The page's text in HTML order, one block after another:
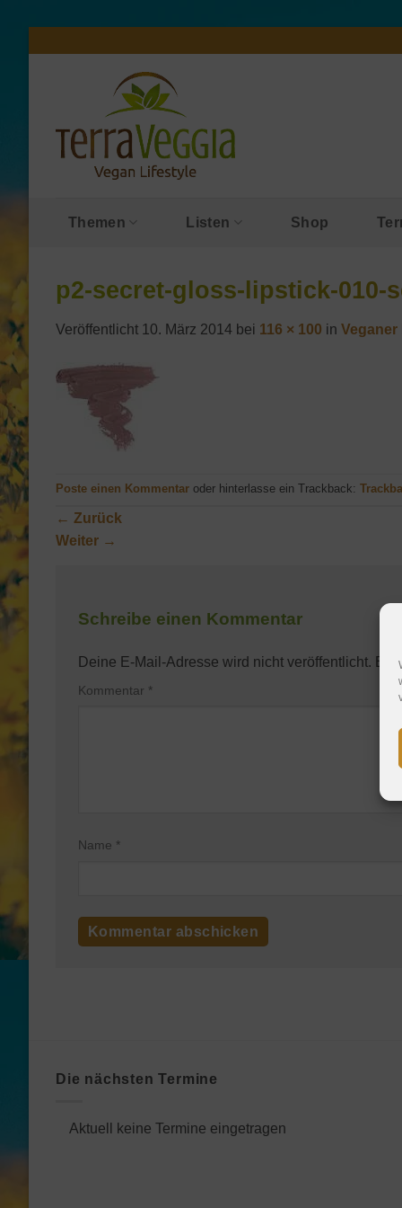
Themen Listen Shop
p2-secret-gloss-lipstick-010-
Veröffentlicht 10. März 2014 bei 116 × 100 in Veganer
Poste einen Kommentar oder hinterlasse ein Trackback:
← Zurück
Weiter →
Schreibe einen Kommentar
Deine E-Mail-Adresse wird nicht veröffentlicht.
Kommentar *
Name *
Die nächsten Termine
Aktuell keine Termine eingetragen